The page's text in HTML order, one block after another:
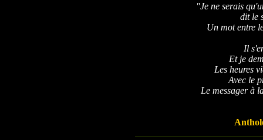
"Je ne serais
dit le
Un mot entre
Il
Et je
Les heures
Avec le
Le messager à